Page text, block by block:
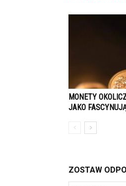
MONETY
JAKO
ZOSTAW